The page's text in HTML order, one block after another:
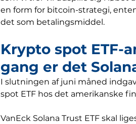
en form for bitcoin-strategi,
det som betalingsmiddel.
Krypto spot ETF-
gang er det
I slutningen af juni måned
spot ETF hos det amerikanske
VanEck Solana Trust ETF skal